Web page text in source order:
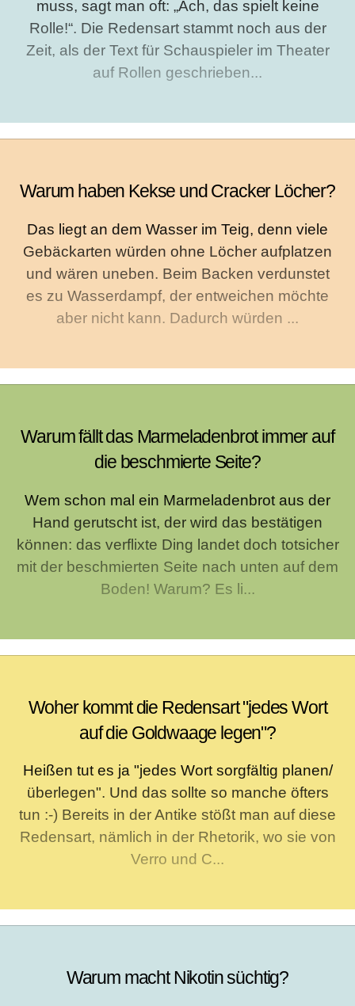
muss, sagt man oft: „Ach, das spielt keine
Rolle!“. Die Redensart stammt noch aus der
Zeit, als der Text für Schauspieler im Theater
auf Rollen geschrieben...
Warum haben Kekse und Cracker Löcher?
Das liegt an dem Wasser im Teig, denn viele
Gebäckarten würden ohne Löcher aufplatzen
und wären uneben. Beim Backen verdunstet
es zu Wasserdampf, der entweichen möchte
aber nicht kann. Dadurch würden ...
Warum fällt das Marmeladenbrot immer auf
die beschmierte Seite?
Wem schon mal ein Marmeladenbrot aus der
Hand gerutscht ist, der wird das bestätigen
können: das verflixte Ding landet doch totsicher
mit der beschmierten Seite nach unten auf dem
Boden! Warum? Es li...
Woher kommt die Redensart "jedes Wort
auf die Goldwaage legen"?
Heißen tut es ja "jedes Wort sorgfältig planen/
überlegen". Und das sollte so manche öfters
tun :-) Bereits in der Antike stößt man auf diese
Redensart, nämlich in der Rhetorik, wo sie von
Verro und C...
Warum macht Nikotin süchtig?